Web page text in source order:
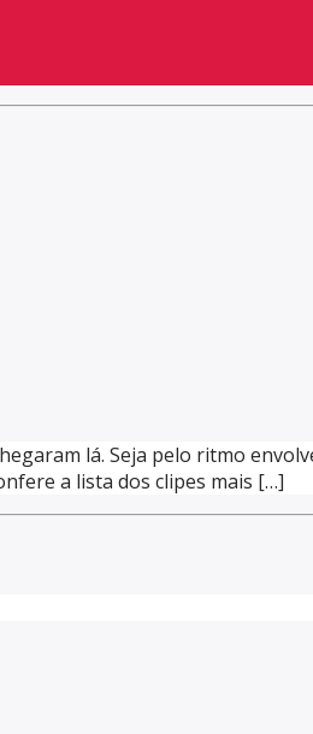
lá. Seja pelo ritmo
a lista dos clipes mais […]